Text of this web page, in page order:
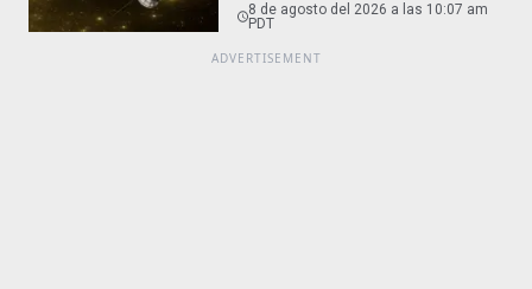
8 de agosto del 2026 a las 10:07 am
PDT